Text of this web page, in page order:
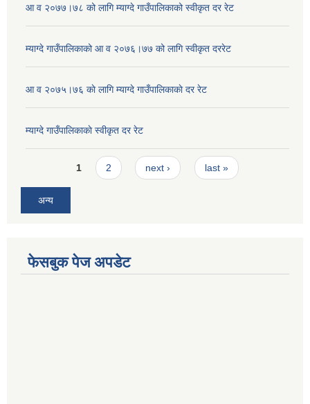
आ व २०७७।७८ को लागि म्याग्दे गाउँपालिकाको स्वीकृत दर रेट
म्याग्दे गाउँपालिकाको आ व २०७६।७७ को लागि स्वीकृत दररेट
आ व २०७५।७६ काे लागि म्याग्दे गाउँपालिकाकाे दर रेट
म्याग्दे गाउँपालिकाकाे स्वीकृत दर रेट
Pages1 2 next › last »
अन्य
फेसबुक पेज अपडेट